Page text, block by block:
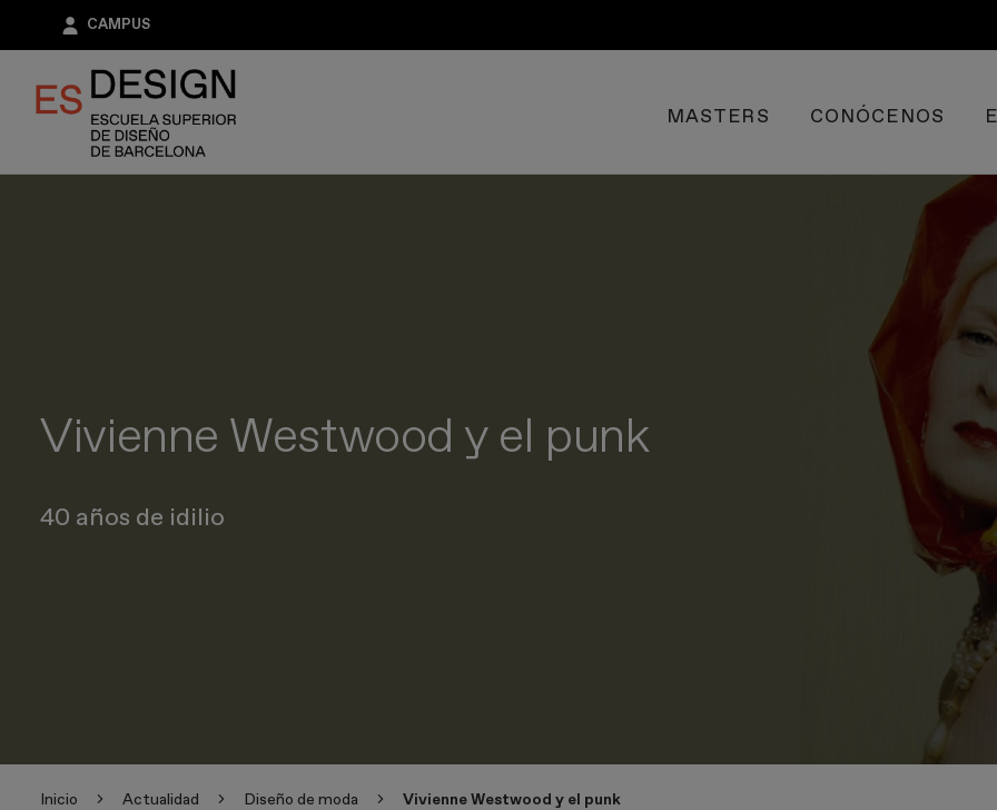
principal
CAMPUS
MASTERS CONÓCENOS
Vivienne Westwood y el punk
40 años de idilio
Inicio Actualidad Diseño de moda Vivienne Westwood y el punk